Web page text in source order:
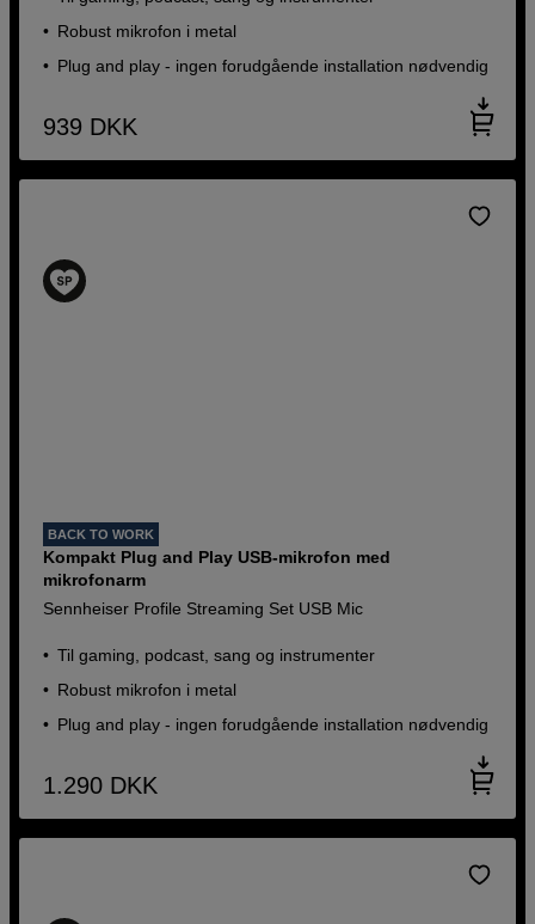
Robust mikrofon i metal
Plug and play - ingen forudgående installation nødvendig
939 DKK
BACK TO WORK
Kompakt Plug and Play USB-mikrofon med
mikrofonarm
Sennheiser Profile Streaming Set USB Mic
Til gaming, podcast, sang og instrumenter
Robust mikrofon i metal
Plug and play - ingen forudgående installation nødvendig
1.290 DKK